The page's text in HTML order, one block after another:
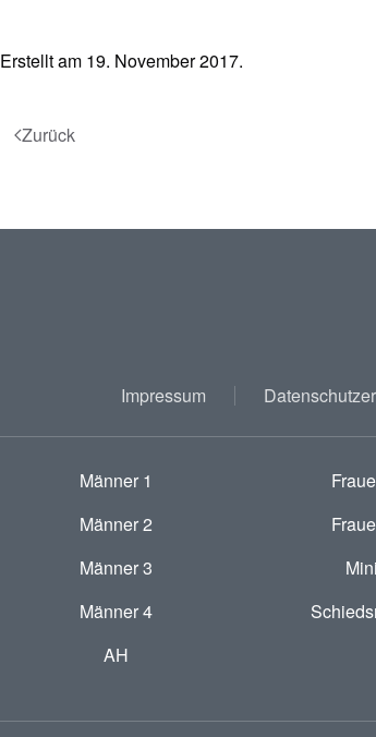
Erstellt am 19. November 2017.
Zurück
Impressum
Männer 1
Männer 2
Männer 3
Männer 4
AH